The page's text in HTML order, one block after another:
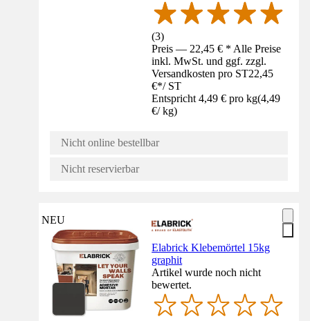
(3)
Preis — 22,45 € * Alle Preise
inkl. MwSt. und ggf. zzgl.
Versandkosten pro ST22,45
€*/ ST
Entspricht 4,49 € pro kg(4,49
€/ kg)
Nicht online bestellbar
Nicht reservierbar
NEU
Elabrick Klebemörtel 15kg
graphit
Artikel wurde noch nicht
bewertet.